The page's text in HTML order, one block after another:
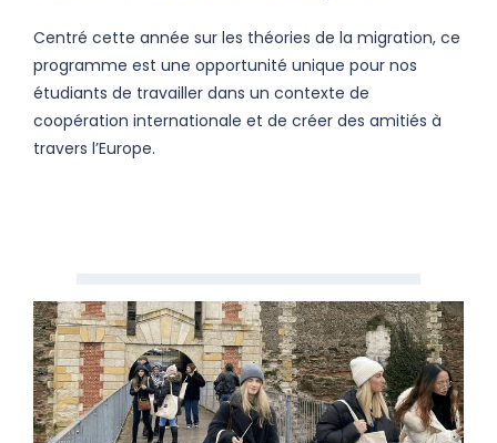
Centré cette année sur les théories de la migration, ce
programme est une opportunité unique pour nos
étudiants de travailler dans un contexte de
coopération internationale et de créer des amitiés à
travers l’Europe.